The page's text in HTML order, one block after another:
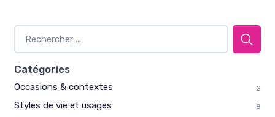
Catégories
Occasions & contextes 2
Styles de vie et usages 8